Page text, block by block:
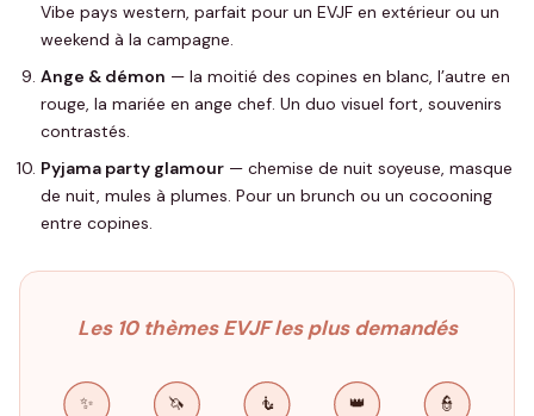
Vibe pays western, parfait pour un EVJF en extérieur ou un
weekend à la campagne.
Ange & démon — la moitié des copines en blanc, l’autre en
rouge, la mariée en ange chef. Un duo visuel fort, souvenirs
contrastés.
Pyjama party glamour — chemise de nuit soyeuse, masque
de nuit, mules à plumes. Pour un brunch ou un cocooning
entre copines.
Les 10 thèmes EVJF les plus demandés
✨ 🦄 🧜 👑 👮